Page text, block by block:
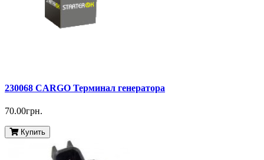
230068 CARGO Терминал генератора
70.00грн.
Купить